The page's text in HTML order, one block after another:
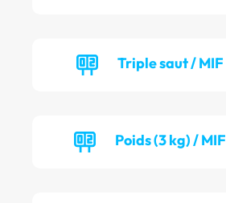
Triple saut / MIF
Poids (3 kg) / MIF